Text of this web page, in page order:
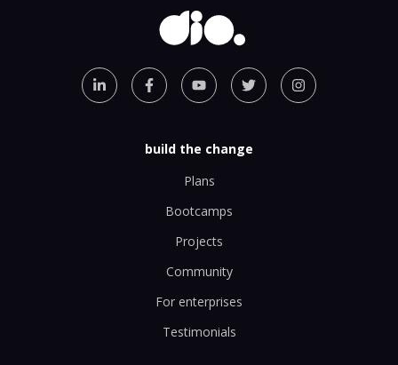
build the change
Plans
Bootcamps
Projects
Community
For enterprises
Testimonials